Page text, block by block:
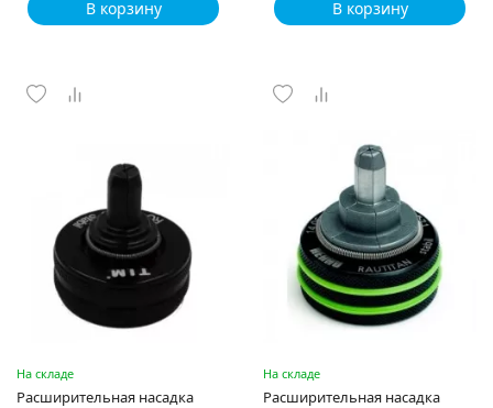
В корзину В корзину
На складе
Расширительная насадка
На складе
Расширительная насадка